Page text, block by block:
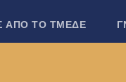
ΑΠΟ ΤΟ ΤΜΕΔΕ